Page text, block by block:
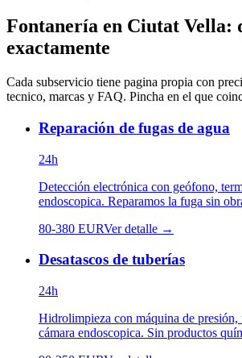
Fontanería en Ciutat Vella:
exactamente
Cada subservicio tiene pagina propia con
tecnico, marcas y FAQ. Pincha en el que
Reparación de fugas de agua
24h
Detección electrónica con geófono,
endoscopica. Reparamos la fuga sin
80-380 EURVer detalle →
Desatascos de tuberías
24h
Hidrolimpieza con máquina de presión,
cámara endoscopica. Sin productos